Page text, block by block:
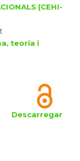
(CEHI-
teoria i
Descarregar